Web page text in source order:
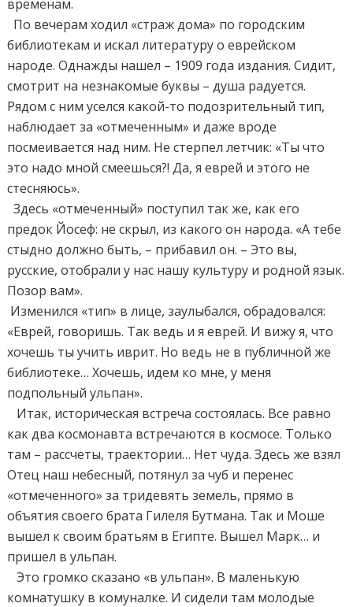
временам.
По вечерам ходил «страж дома» по городским
библиотекам и искал литературу о еврейском
народе. Однажды нашел – 1909 года издания. Сидит,
смотрит на незнакомые буквы – душа радуется.
Рядом с ним уселся какой-то подозрительный тип,
наблюдает за «отмеченным» и даже вроде
посмеивается над ним. Не стерпел летчик: «Ты что
это надо мной смеешься?! Да, я еврей и этого не
стесняюсь».
Здесь «отмеченный» поступил так же, как его
предок Йосеф: не скрыл, из какого он народа. «А тебе
стыдно должно быть, – прибавил он. – Это вы,
русские, отобрали у нас нашу культуру и родной язык.
Позор вам».
Изменился «тип» в лице, заулыбался, обрадовался:
«Еврей, говоришь. Так ведь и я еврей. И вижу я, что
хочешь ты учить иврит. Но ведь не в публичной же
библиотеке… Хочешь, идем ко мне, у меня
подпольный ульпан».
Итак, историческая встреча состоялась. Все равно
как два космонавта встречаются в космосе. Только
там – рассчеты, траектории… Нет чуда. Здесь же взял
Отец наш небесный, потянул за чуб и перенес
«отмеченного» за тридевять земель, прямо в
объятия своего брата Гилеля Бутмана. Так и Моше
вышел к своим братьям в Египте. Вышел Марк… и
пришел в ульпан.
Это громко сказано «в ульпан». В маленькую
комнатушку в комуналке. И сидели там молодые